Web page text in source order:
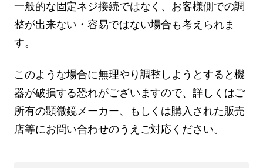
一般的な固定ネジ接続ではなく、お客様側での調
整が出来ない・容易ではない場合も考えられま
す。
このような場合に無理やり調整しようとすると機
器が破損する恐れがございますので、詳しくはご
所有の顕微鏡メーカー、もしくは購入された販売
店等にお問い合わせのうえご対応ください。